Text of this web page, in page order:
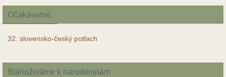
Očakávame:
32. slovensko-český potlach
Blahoželáme k narodeninám